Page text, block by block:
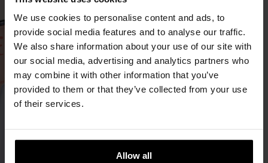
We use cookies to personalise content and ads, to
provide social media features and to analyse our traffic.
We also share information about your use of our site with
our social media, advertising and analytics partners who
may combine it with other information that you’ve
provided to them or that they’ve collected from your use
of their services.
Allow all